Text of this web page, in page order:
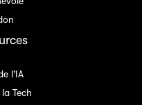
l'IA
Tech